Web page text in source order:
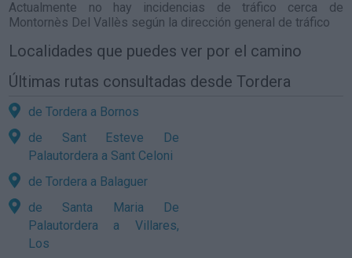
Actualmente no hay incidencias de tráfico cerca de
Montornès Del Vallès según la dirección general de tráfico
Localidades que puedes ver por el camino
Últimas rutas consultadas desde Tordera
de Tordera a Bornos
de Sant Esteve De
Palautordera a Sant Celoni
de Tordera a Balaguer
de Santa Maria De
Palautordera a Villares,
Los